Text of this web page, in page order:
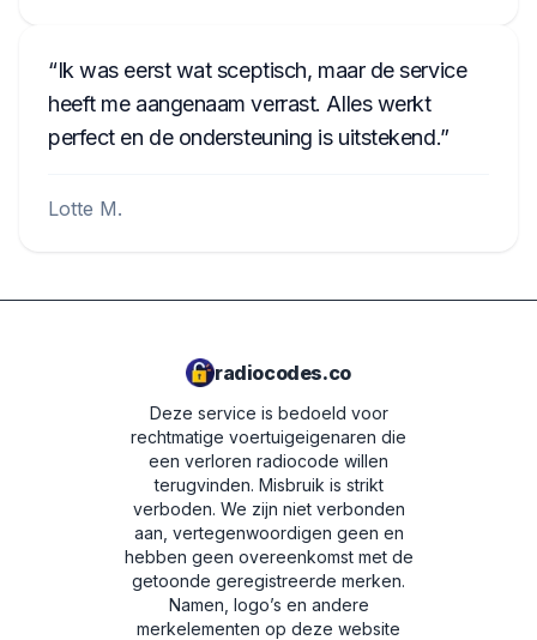
Ik was eerst wat sceptisch, maar de service
heeft me aangenaam verrast. Alles werkt
perfect en de ondersteuning is uitstekend.
Lotte M.
radiocodes.co
Deze service is bedoeld voor
rechtmatige voertuigeigenaren die
een verloren radiocode willen
terugvinden. Misbruik is strikt
verboden. We zijn niet verbonden
aan, vertegenwoordigen geen en
hebben geen overeenkomst met de
getoonde geregistreerde merken.
Namen, logo’s en andere
merkelementen op deze website